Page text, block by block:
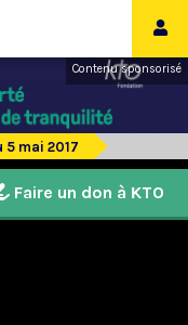
Contenu sponsorisé
5 mai 2017
Faire un don à KTO